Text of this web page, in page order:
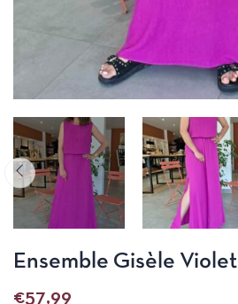
Ensemble Gisèle Violet
€57,99